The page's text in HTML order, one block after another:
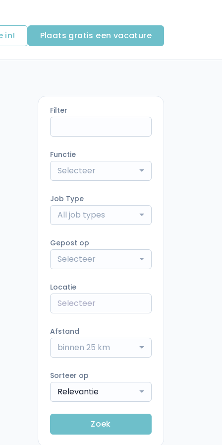
in! Plaats gratis een vacature
Filter
Functie
Selecteer
Job Type
All job types
Gepost op
Selecteer
Locatie
Afstand
binnen 25 km
Sorteer op
Relevantie
Zoek